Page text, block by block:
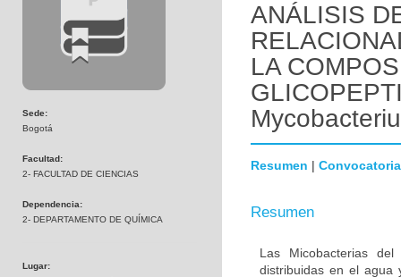
Sede:
Bogotá
Facultad:
2- FACULTAD DE CIENCIAS
Dependencia:
2- DEPARTAMENTO DE QUÍMICA
Lugar:
ANÁLISIS
LA
Resumen | Convocatoria
Resumen
Las Micobacterias del
distribuidas en el agua